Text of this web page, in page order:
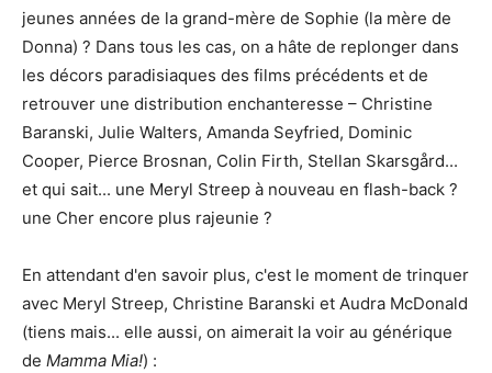
jeunes années de la grand-mère de Sophie (la mère de
Donna) ? Dans tous les cas, on a hâte de replonger dans
les décors paradisiaques des films précédents et de
retrouver une distribution enchanteresse – Christine
Baranski, Julie Walters, Amanda Seyfried, Dominic
Cooper, Pierce Brosnan, Colin Firth, Stellan Skarsgård...
et qui sait... une Meryl Streep à nouveau en flash-back ?
une Cher encore plus rajeunie ?
En attendant d'en savoir plus, c'est le moment de trinquer
avec Meryl Streep, Christine Baranski et Audra McDonald
(tiens mais... elle aussi, on aimerait la voir au générique
de Mamma Mia!) :